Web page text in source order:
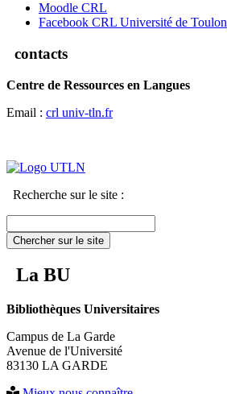
Moodle CRL
Facebook CRL Université de Toulon
contacts
Centre de Ressources en Langues
Email : crl univ-tln.fr
Recherche sur le site :
Chercher sur le site
La BU
Bibliothèques Universitaires
Campus de La Garde
Avenue de l'Université
83130 LA GARDE